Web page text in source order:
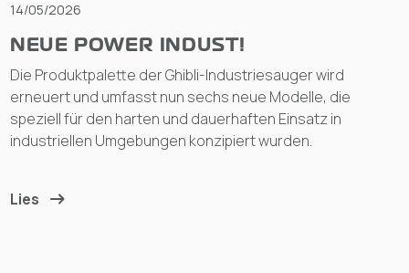
14/05/2026
NEUE POWER INDUST!
Die Produktpalette der Ghibli-Industriesauger wird
erneuert und umfasst nun sechs neue Modelle, die
speziell für den harten und dauerhaften Einsatz in
industriellen Umgebungen konzipiert wurden.
Lies